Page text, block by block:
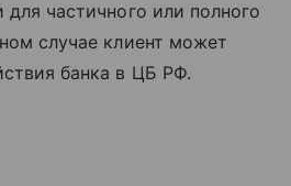
для частичного или полного
случае клиент может
банка в ЦБ РФ.